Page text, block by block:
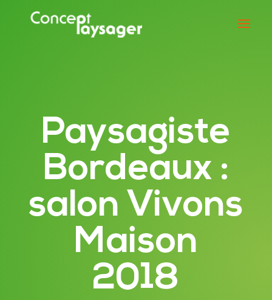
Paysagiste
Bordeaux :
salon Vivons
Maison
2018